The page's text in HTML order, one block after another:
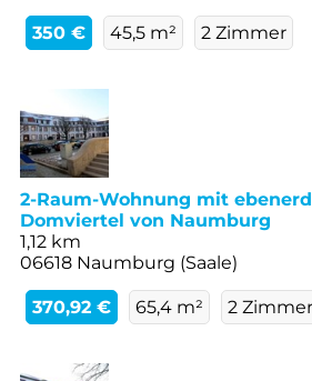
350 € 45,5 m² 2 Zimmer
2-Raum-Wohnung mit
Domviertel von Naumburg
1,12 km
06618 Naumburg (Saale)
370,92 € 65,4 m² 2 Zimmer